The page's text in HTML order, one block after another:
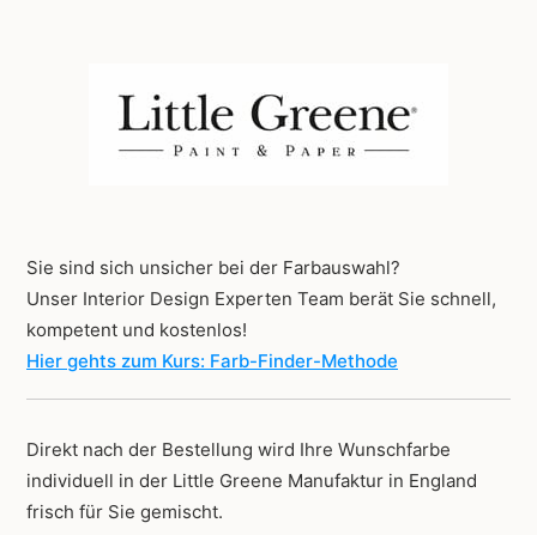
Sie sind sich unsicher bei der Farbauswahl?
Unser Interior Design Experten Team berät Sie schnell,
kompetent und kostenlos!
Hier gehts zum Kurs: Farb-Finder-Methode
Direkt nach der Bestellung wird Ihre Wunschfarbe
individuell in der Little Greene Manufaktur in England
frisch für Sie gemischt.